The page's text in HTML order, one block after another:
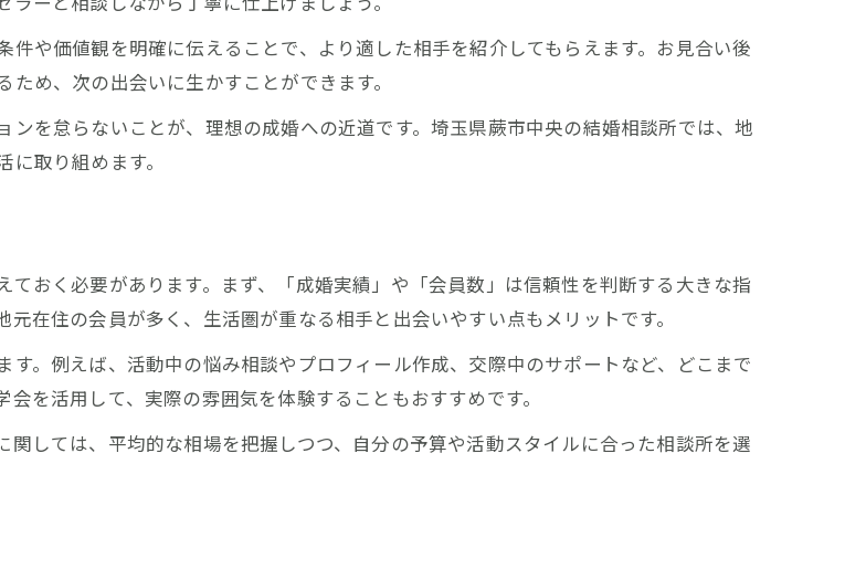
談所でカウンセラーに相談するメリット
サポート内容を比較でわかるポイント
相談所の活動費用とサポート内容の違い
談所の費用比較で見極めたいポイント
談所選びは費用とサービスの両面で判断
ルール確認でトラブル回避を目指す
談所での仮交際ルールを事前に確認
談所の交際ルールで守るべき注意点
談所の仮交際ルール違反を防ぐポイント
や価値観を明確に伝えることで、より適した相手を紹介してもらえます。お見合い後
め、次の出会いに生かすことができます。
を怠らないことが、理想の成婚への近道です。埼玉県蕨市中央の結婚相談所では、地
取り組めます。
おく必要があります。まず、「成婚実績」や「会員数」は信頼性を判断する大きな指
在住の会員が多く、生活圏が重なる相手と出会いやすい点もメリットです。
。例えば、活動中の悩み相談やプロフィール作成、交際中のサポートなど、どこまで
を活用して、実際の雰囲気を体験することもおすすめです。
しては、平均的な相場を把握しつつ、自分の予算や活動スタイルに合った相談所を選